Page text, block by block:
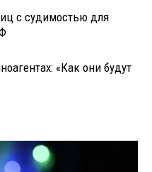
с судимостью для
«Как они будут